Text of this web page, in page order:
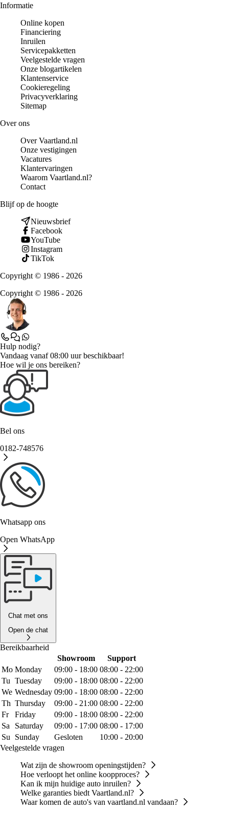
Informatie
Online kopen
Financiering
Inruilen
Servicepakketten
Veelgestelde vragen
Onze blogartikelen
Klantenservice
Cookieregeling
Privacyverklaring
Sitemap
Over ons
Over Vaartland.nl
Onze vestigingen
Vacatures
Klantervaringen
Waarom Vaartland.nl?
Contact
Blijf op de hoogte
Nieuwsbrief
Facebook
YouTube
Instagram
TikTok
Copyright © 1986 - 2026
Copyright © 1986 - 2026
Hulp nodig?
Vandaag vanaf 08:00 uur beschikbaar!
Hoe wil je ons bereiken?
Bel ons
0182-748576
Whatsapp ons
Open WhatsApp
Chat met ons
Open de chat
Bereikbaarheid
Showroom
Support
Mo Monday 09:00 - 18:00 08:00 - 22:00
Tu Tuesday 09:00 - 18:00 08:00 - 22:00
We Wednesday 09:00 - 18:00 08:00 - 22:00
Th Thursday 09:00 - 21:00 08:00 - 22:00
Fr
Friday 09:00 - 18:00 08:00 - 22:00
Sa
Saturday 09:00 - 17:00 08:00 - 17:00
Su
Sunday Gesloten
10:00 - 20:00
Veelgestelde vragen
Wat zijn de showroom openingstijden?
Hoe verloopt het online koopproces?
Kan ik mijn huidige auto inruilen?
Welke garanties biedt Vaartland.nl?
Waar komen de auto's van vaartland.nl vandaan?